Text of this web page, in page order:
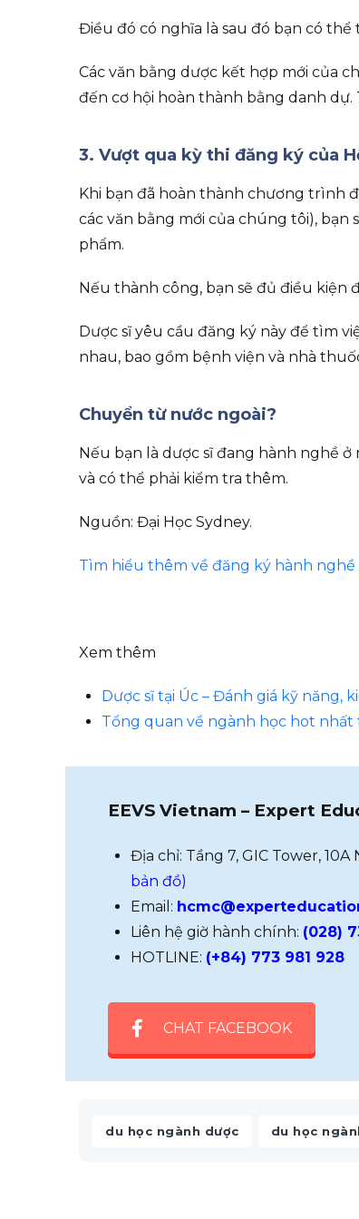
Điều đó có nghĩa là sau đó bạn có
Các văn bằng dược kết hợp mới của
đến cơ hội hoàn thành bằng danh
3. Vượt qua kỳ thi đăng ký của
Khi bạn đã hoàn thành chương trình
các văn bằng mới của chúng tôi),
phẩm.
Nếu thành công, bạn sẽ đủ điều kiện
Dược sĩ yêu cầu đăng ký này để tìm
nhau, bao gồm bệnh viện và nhà
Chuyển từ nước ngoài?
Nếu bạn là dược sĩ đang hành nghề ở
và có thể phải kiểm tra thêm.
Nguồn: Đại Học Sydney.
Tìm hiểu thêm về đăng ký hành nghề
Xem thêm
Dược sĩ tại Úc – Đánh giá kỹ năng,
Tổng quan về ngành học hot nhất
EEVS Vietnam – Expert
Địa chỉ: Tầng 7, GIC Tower,
bản đồ)
Email:
Liên hệ giờ hành chính: (028)
HOTLINE: (+84) 773 981 928
CHAT FACEBOOK
du học ngành dược du học